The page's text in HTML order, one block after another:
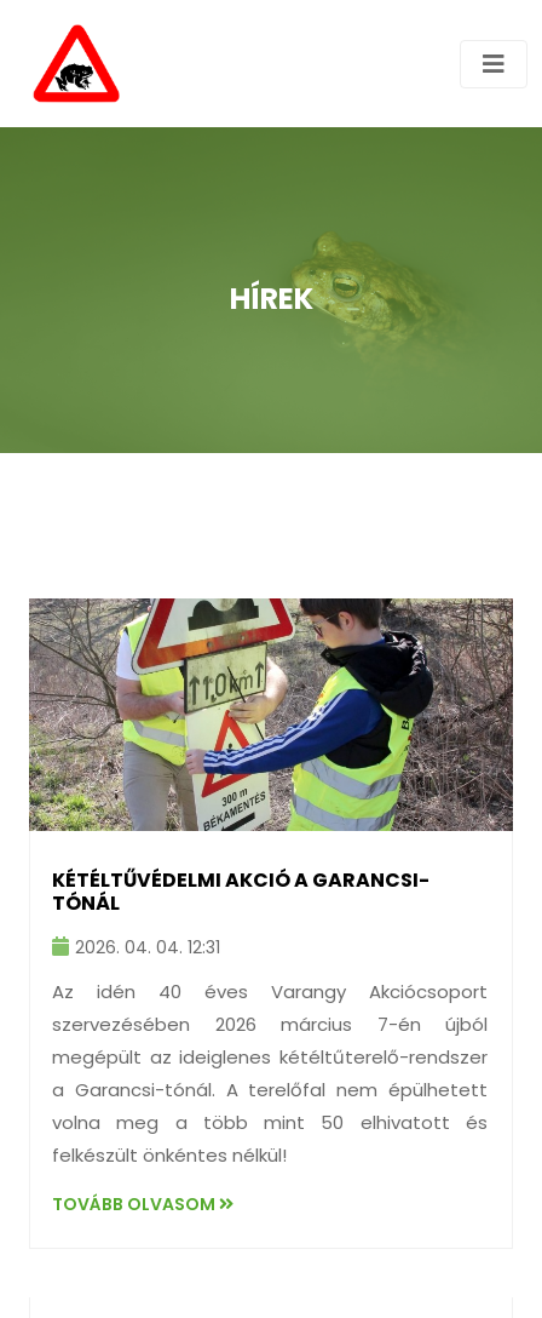
HÍREK
KÉTÉLTŰVÉDELMI AKCIÓ A GARANCSI-
TÓNÁL
2026. 04. 04. 12:31
Az idén 40 éves Varangy Akciócsoport
szervezésében 2026 március 7-én újból
megépült az ideiglenes kétéltűterelő-rendszer
a Garancsi-tónál. A terelőfal nem épülhetett
volna meg a több mint 50 elhivatott és
felkészült önkéntes nélkül!
TOVÁBB OLVASOM